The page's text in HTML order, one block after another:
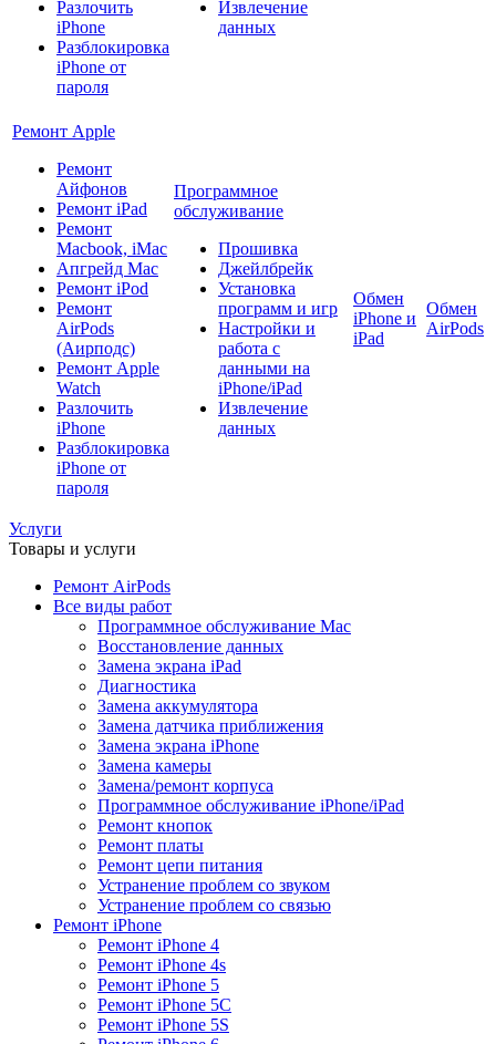
Разлочить
iPhone
Разблокировка
iPhone от
пароля
Извлечение
данных
Ремонт Apple
Ремонт
Айфонов
Ремонт iPad
Ремонт
Macbook, iMac
Апгрейд Mac
Ремонт iPod
Ремонт
AirPods
(Аирподс)
Ремонт Apple
Watch
Разлочить
iPhone
Разблокировка
iPhone от
пароля
Программное
обслуживание
Прошивка
Джейлбрейк
Установка
программ и игр
Настройки и
работа с
данными на
iPhone/iPad
Извлечение
данных
Обмен
iPhone и
iPad
Обмен
AirPods
Услуги
Товары и услуги
Ремонт AirPods
Все виды работ
Программное обслуживание Mac
Восстановление данных
Замена экрана iPad
Диагностика
Замена аккумулятора
Замена датчика приближения
Замена экрана iPhone
Замена камеры
Замена/ремонт корпуса
Программное обслуживание iPhone/iPad
Ремонт кнопок
Ремонт платы
Ремонт цепи питания
Устранение проблем со звуком
Устранение проблем со связью
Ремонт iPhone
Ремонт iPhone 4
Ремонт iPhone 4s
Ремонт iPhone 5
Ремонт iPhone 5C
Ремонт iPhone 5S